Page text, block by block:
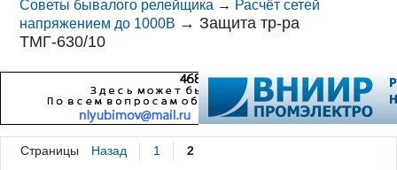
Советы бывалого релейщика → Расчёт сетей
напряжением до 1000В →Защита тр-ра
ТМГ-630/10
Страницы Назад 1
2